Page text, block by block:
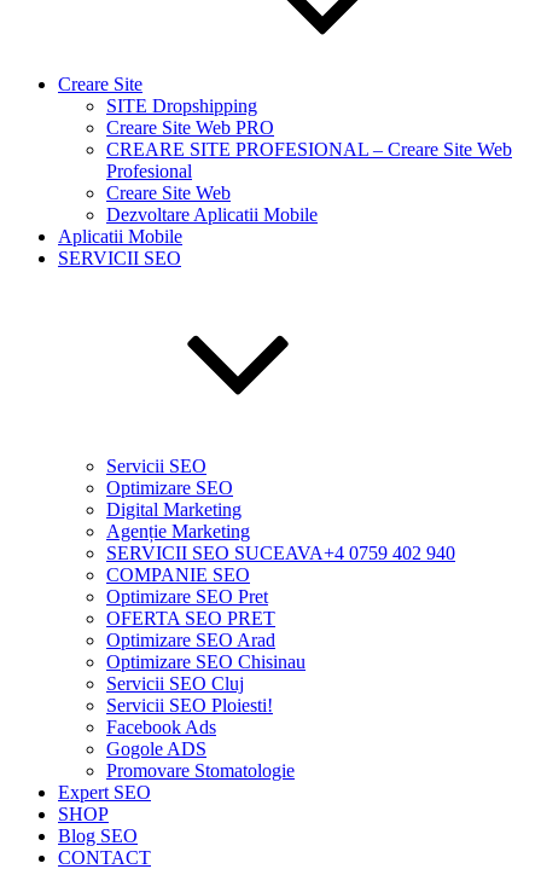
Creare Site
SITE Dropshipping
Creare Site Web PRO
CREARE SITE PROFESIONAL – Creare Site Web
Profesional
Creare Site Web
Dezvoltare Aplicatii Mobile
Aplicatii Mobile
SERVICII SEO
Servicii SEO
Optimizare SEO
Digital Marketing
Agenție Marketing
SERVICII SEO SUCEAVA+4 0759 402 940
COMPANIE SEO
Optimizare SEO Pret
OFERTA SEO PRET
Optimizare SEO Arad
Optimizare SEO Chisinau
Servicii SEO Cluj
Servicii SEO Ploiesti!
Facebook Ads
Gogole ADS
Promovare Stomatologie
Expert SEO
SHOP
Blog SEO
CONTACT